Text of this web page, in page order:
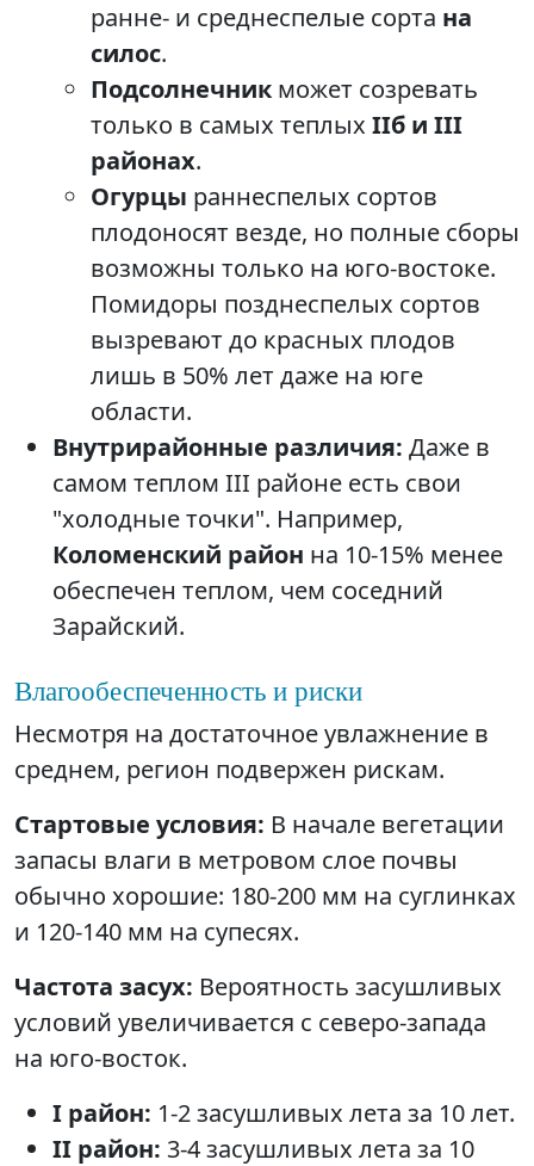
ранне- и среднеспелые сорта на
силос.
Подсолнечник может созревать
только в самых теплых IIб и III
районах.
Огурцы раннеспелых сортов
плодоносят везде, но полные сборы
возможны только на юго-востоке.
Помидоры позднеспелых сортов
вызревают до красных плодов
лишь в 50% лет даже на юге
области.
Внутрирайонные различия: Даже в
самом теплом III районе есть свои
"холодные точки". Например,
Коломенский район на 10-15% менее
обеспечен теплом, чем соседний
Зарайский.
Влагообеспеченность и риски
Несмотря на достаточное увлажнение в
среднем, регион подвержен рискам.
Стартовые условия: В начале вегетации
запасы влаги в метровом слое почвы
обычно хорошие: 180-200 мм на суглинках
и 120-140 мм на супесях.
Частота засух: Вероятность засушливых
условий увеличивается с северо-запада
на юго-восток.
I район: 1-2 засушливых лета за 10 лет.
II район: 3-4 засушливых лета за 10